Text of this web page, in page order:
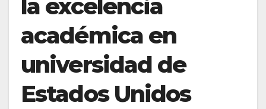
la excelencia
académica en
universidad de
Estados Unidos